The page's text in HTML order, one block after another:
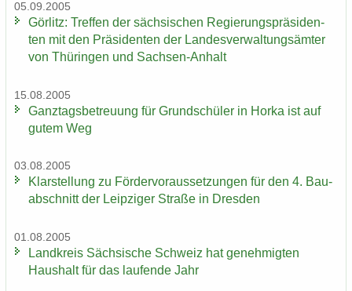
05.09.2005
Gör­litz: Tref­fen der säch­si­schen Re­gie­rungs­prä­si­den­
ten mit den Prä­si­den­ten der Lan­des­ver­wal­tungs­äm­ter
von Thü­rin­gen und Sachsen-​Anhalt
15.08.2005
Ganz­tags­be­treu­ung für Grund­schü­ler in Horka ist auf
gutem Weg
03.08.2005
Klar­stel­lung zu För­der­vor­aus­set­zun­gen für den 4. Bau­
ab­schnitt der Leip­zi­ger Stra­ße in Dres­den
01.08.2005
Land­kreis Säch­si­sche Schweiz hat ge­neh­mig­ten
Haus­halt für das lau­fen­de Jahr